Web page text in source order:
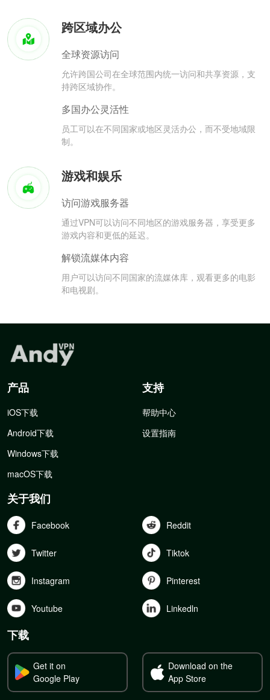
跨区域办公
全球资源访问
允许跨国公司在全球范围内统一访问和共享资源，支
持跨区域协作。
多国办公灵活性
员工可以在不同国家或地区灵活办公，而不受地域限
制。
游戏和娱乐
访问游戏服务器
通过VPN可以访问不同地区的游戏服务器，享受更多
游戏内容和更低的延迟。
解锁流媒体内容
用户可以访问不同国家的流媒体库，观看更多的电影
和电视剧。
产品
iOS下载
Android下载
Windows下载
macOS下载
支持
帮助中心
设置指南
关于我们
Facebook Reddit
Twitter Tiktok
Instagram Pinterest
Youtube Linkedln
下载
Get it on
Google Play
Download on the
App Store